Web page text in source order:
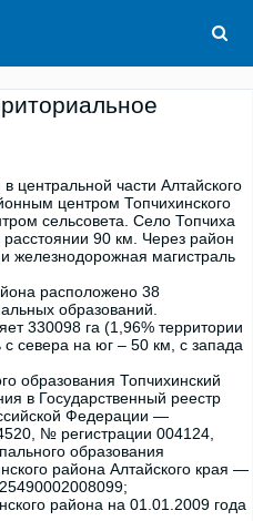
центральной части Алтайского
центром Топчихинского
сельсовета. Село Топчиха
расстоянии 90 км. Через район
железнодорожная магистраль
расположено 38
образований.
330098 га (1,96% территории
с севера на юг – 50 км, с запада
образования Топчихинский
в Государственный реестр
Федерации —
№ регистрации 004124,
образования
района Алтайского края —
района на 01.01.2009 года